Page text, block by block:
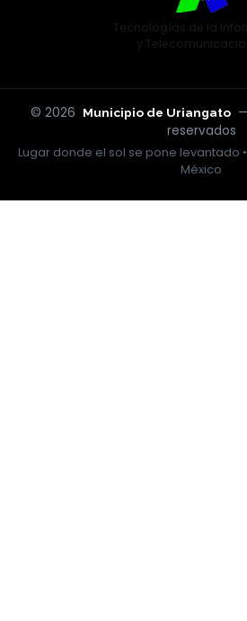
Tecnologías de la
y
© 2026 Municipio de Uriangato
reservados
Lugar donde el sol se pone levantado
México